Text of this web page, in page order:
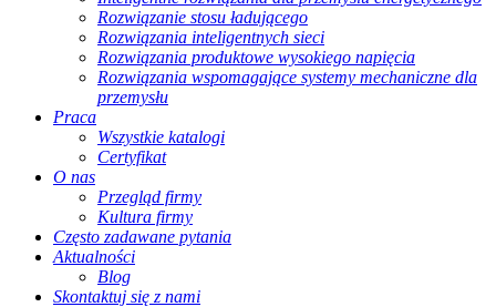
Rozwiązanie stosu ładującego
Rozwiązania inteligentnych sieci
Rozwiązania produktowe wysokiego napięcia
Rozwiązania wspomagające systemy mechaniczne dla
przemysłu
Praca
Wszystkie katalogi
Certyfikat
O nas
Przegląd firmy
Kultura firmy
Często zadawane pytania
Aktualności
Blog
Skontaktuj się z nami